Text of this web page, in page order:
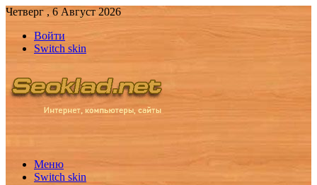
Четверг , 6 Август 2026
Войти
Switch skin
Меню
Switch skin